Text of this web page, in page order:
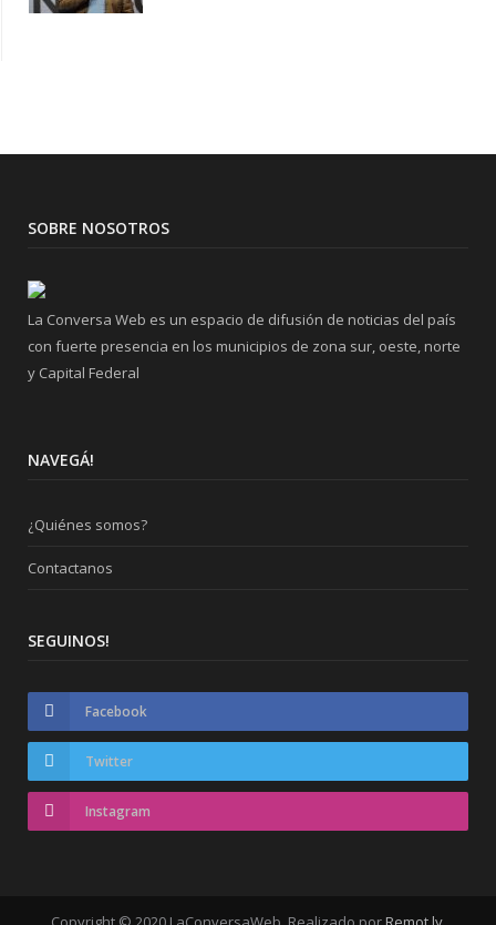
SOBRE NOSOTROS
La Conversa Web es un espacio de difusión de noticias del país
con fuerte presencia en los municipios de zona sur, oeste, norte
y Capital Federal
NAVEGÁ!
¿Quiénes somos?
Contactanos
SEGUINOS!
Facebook
Twitter
Instagram